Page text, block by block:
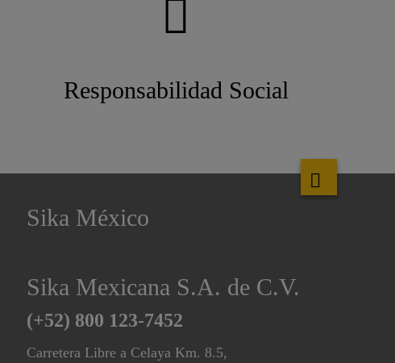
Responsabilidad Social
Sika México
Sika Mexicana S.A. de C.V.
(+52) 800 123-7452
Carretera Libre a Celaya Km. 8.5,